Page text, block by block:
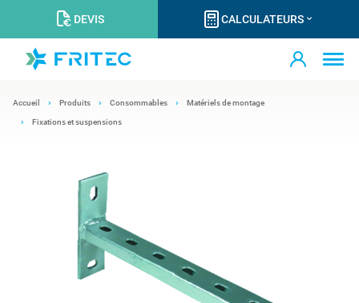
DEVIS CALCULATEURS
Accueil Produits Consommables Matériels de montage
Fixations et suspensions